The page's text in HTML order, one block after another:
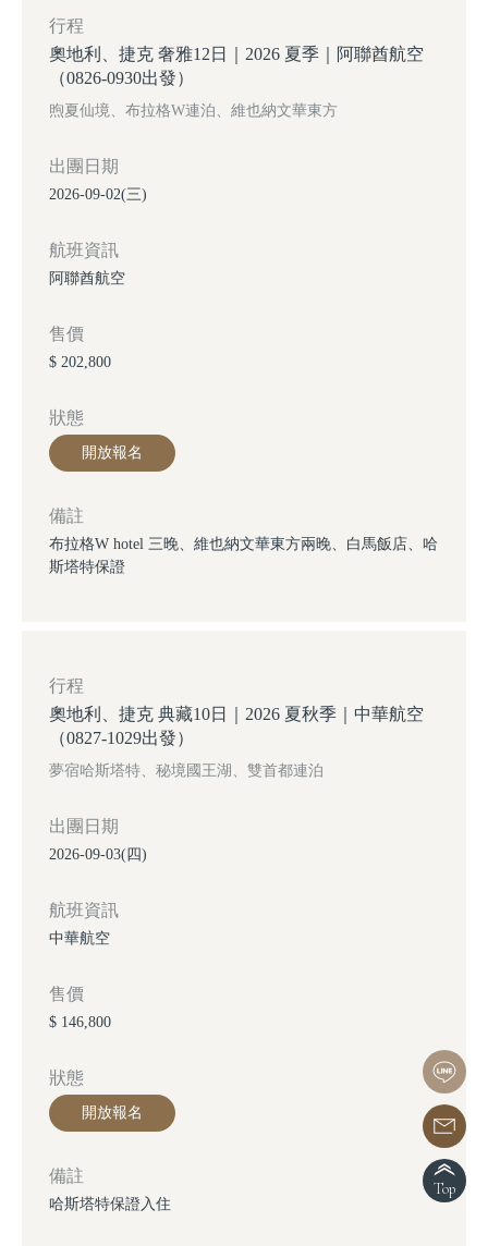
出團日期
2026-09-02(三)
行程
奧地利、捷克 奢雅12日｜2026 夏季｜阿聯酋航空
（0826-0930出發）
煦夏仙境、布拉格W連泊、維也納文華東方
航班資訊
阿聯酋航空
售價
$ 202,800
狀態
開放報名
備註
布拉格W hotel 三晚、維也納文華東方兩晚、白馬飯店、哈
斯塔特保證
出團日期
2026-09-03(四)
行程
奧地利、捷克 典藏10日｜2026 夏秋季｜中華航空
（0827-1029出發）
夢宿哈斯塔特、秘境國王湖、雙首都連泊
航班資訊
中華航空
售價
$ 146,800
狀態
開放報名
備註
哈斯塔特保證入住
Top